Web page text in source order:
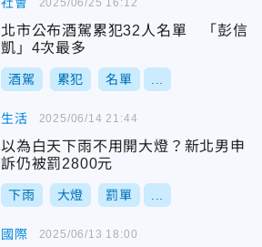
北市公布酒駕累犯32人名單 「彭信
凱」4次最多
酒駕 累犯 名單
生活
以為白天下雨不用開大燈？新北男申
訴仍被罰2800元
下雨 大燈 罰單
2025/06/14 21:44
國際 2025/06/13 18:00